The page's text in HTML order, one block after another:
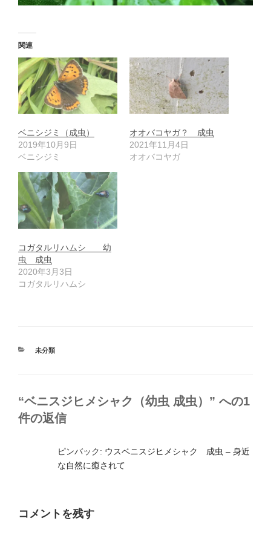
関連
ベニシジミ（成虫）
2019年10月9日
ベニシジミ
オオバコヤガ？ 成虫
2021年11月4日
オオバコヤガ
コガタルリハムシ 幼
虫 成虫
2020年3月3日
コガタルリハムシ
カ
未分類
“ベニスジヒメシャク（幼虫 成虫）” への1
件の返信
ピンバック: ウスベニスジヒメシャク 成虫 – 身近
な自然に癒されて
コメントを残す